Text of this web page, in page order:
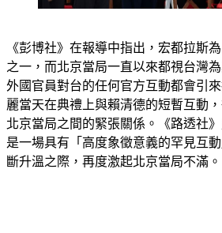
《彭博社》在報導中指出，宏都拉斯
之一，而北京當局一直以來都視台灣
外國官員對台的任何官方互動都會引
麗當天在典禮上與賴清德的短暫互動
北京當局之間的緊張關係。《路透社
是一場具有「高度象徵意義的罕見互
斷升溫之際，再度激起北京當局不滿。